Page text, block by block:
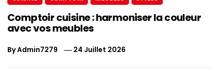
Comptoir cuisine : harmoniser la couleur
avec vos meubles
ByAdmin7279 24 Juillet 2026